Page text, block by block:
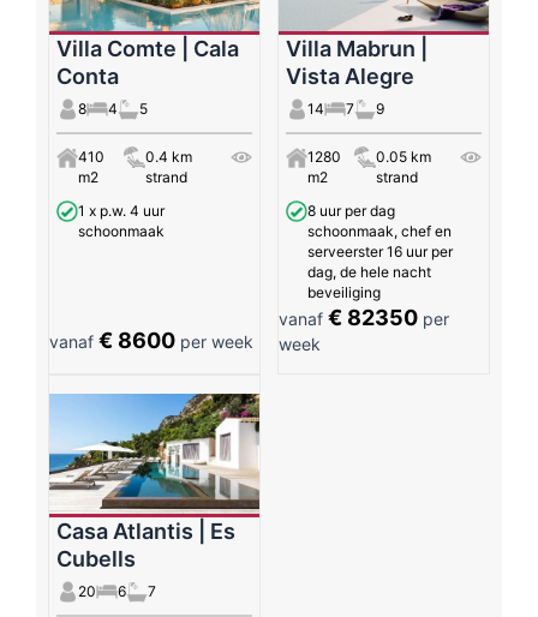
Villa Comte | Cala
Conta
8 4 5
410
m2
0.4 km
strand
1 x p.w. 4 uur
schoonmaak
vanaf € 8600 per week
Villa Mabrun |
Vista Alegre
14 7 9
1280
m2
0.05 km
strand
8 uur per dag
schoonmaak, chef en
serveerster 16 uur per
dag, de hele nacht
beveiliging
vanaf€ 82350 per
week
Casa Atlantis | Es
Cubells
20 6 7